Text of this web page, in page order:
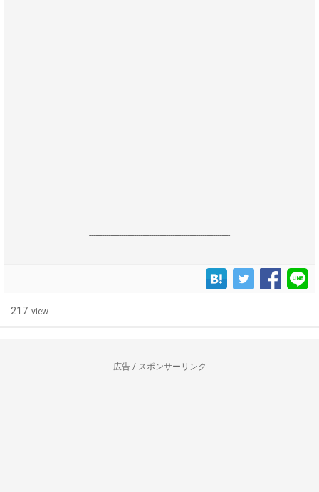
------------------------------------------------------------------
217 view
広告 / スポンサーリンク